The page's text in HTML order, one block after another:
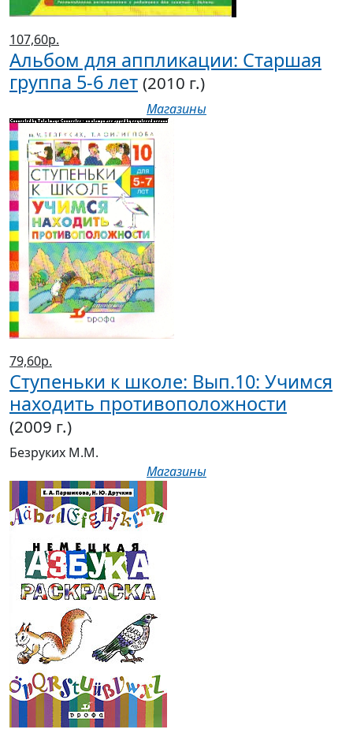
107,60р.
Альбом для аппликации: Старшая
группа 5-6 лет (2010 г.)
Магазины
79,60р.
Ступеньки к школе: Вып.10: Учимся
находить противоположности
(2009 г.)
Безруких М.М.
Магазины